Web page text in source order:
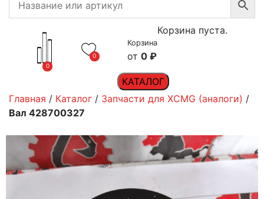
0
0
Корзина
0 ₽
Корзина пуста.
КАТАЛОГ
Главная / Каталог / Запчасти для XCMG (аналоги) /
Вал 428700327